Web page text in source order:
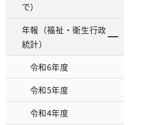
で）
年報（福祉・衛生行政
統計）
令和6年度
令和5年度
令和4年度